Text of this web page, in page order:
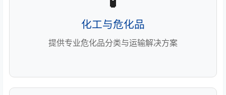
化工与危化品
提供专业危化品分类与运输解决方案